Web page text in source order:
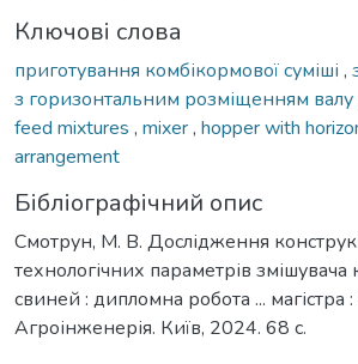
Ключові слова
приготування комбікормової суміші ,
з горизонтальним розміщенням валу
feed mixtures , mixer, hopper with
arrangement
Бібліографічний опис
Смотрун, М. В. Дослідження
технологічних параметрів змішувача
свиней : дипломна робота ... магістра
Агроінженерія. Київ, 2024. 68 с.